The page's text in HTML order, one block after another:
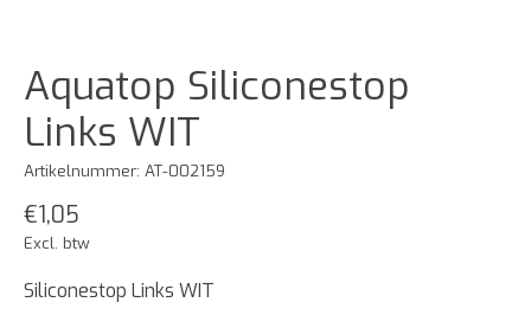
Aquatop Siliconestop
Links WIT
Artikelnummer: AT-002159
€1,05
Excl. btw
Siliconestop Links WIT